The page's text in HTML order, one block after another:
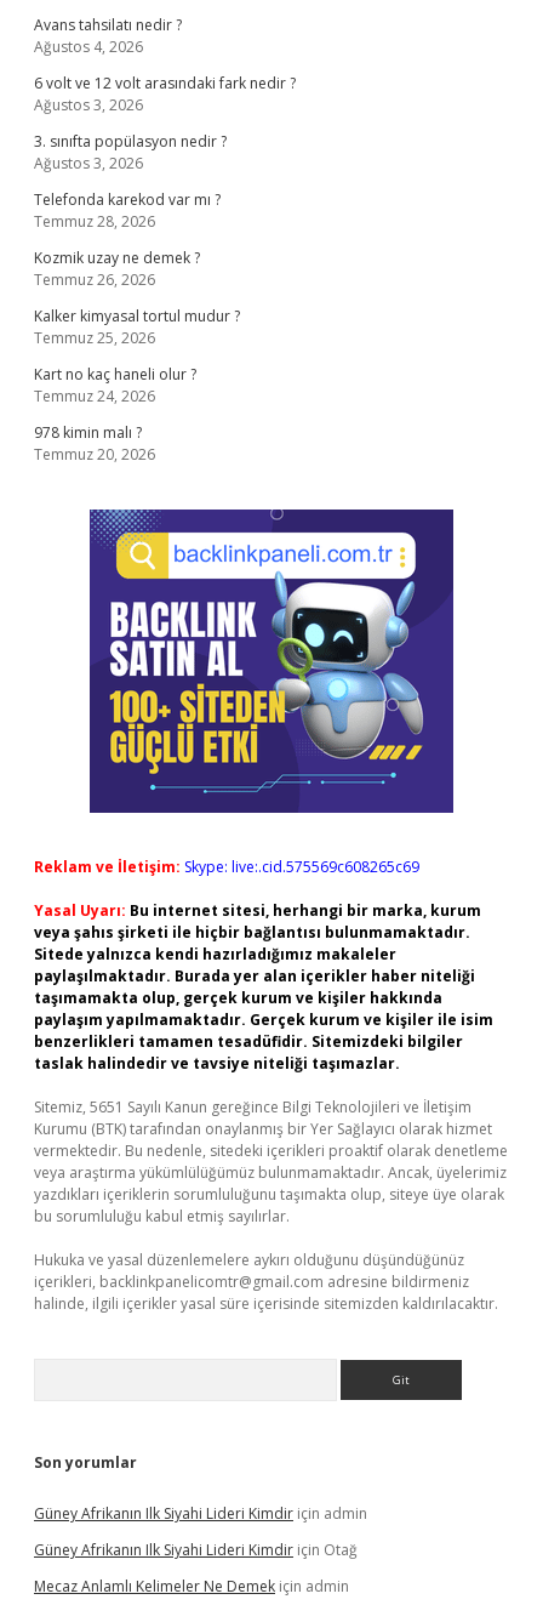
Avans tahsilatı nedir ?
Ağustos 4, 2026
6 volt ve 12 volt arasındaki fark nedir ?
Ağustos 3, 2026
3. sınıfta popülasyon nedir ?
Ağustos 3, 2026
Telefonda karekod var mı ?
Temmuz 28, 2026
Kozmik uzay ne demek ?
Temmuz 26, 2026
Kalker kimyasal tortul mudur ?
Temmuz 25, 2026
Kart no kaç haneli olur ?
Temmuz 24, 2026
978 kimin malı ?
Temmuz 20, 2026
Reklam ve İletişim: Skype: live:.cid.575569c608265c69
Yasal Uyarı: Bu internet sitesi, herhangi bir marka, kurum
veya şahıs şirketi ile hiçbir bağlantısı bulunmamaktadır.
Sitede yalnızca kendi hazırladığımız makaleler
paylaşılmaktadır. Burada yer alan içerikler haber niteliği
taşımamakta olup, gerçek kurum ve kişiler hakkında
paylaşım yapılmamaktadır. Gerçek kurum ve kişiler ile isim
benzerlikleri tamamen tesadüfidir. Sitemizdeki bilgiler
taslak halindedir ve tavsiye niteliği taşımazlar.
Sitemiz, 5651 Sayılı Kanun gereğince Bilgi Teknolojileri ve İletişim
Kurumu (BTK) tarafından onaylanmış bir Yer Sağlayıcı olarak hizmet
vermektedir. Bu nedenle, sitedeki içerikleri proaktif olarak denetleme
veya araştırma yükümlülüğümüz bulunmamaktadır. Ancak, üyelerimiz
yazdıkları içeriklerin sorumluluğunu taşımakta olup, siteye üye olarak
bu sorumluluğu kabul etmiş sayılırlar.
Hukuka ve yasal düzenlemelere aykırı olduğunu düşündüğünüz
içerikleri, backlinkpanelicomtr@gmail.com adresine bildirmeniz
halinde, ilgili içerikler yasal süre içerisinde sitemizden kaldırılacaktır.
Son yorumlar
Güney Afrikanın Ilk Siyahi Lideri Kimdir için admin
Güney Afrikanın Ilk Siyahi Lideri Kimdir için Otağ
Mecaz Anlamlı Kelimeler Ne Demek için admin